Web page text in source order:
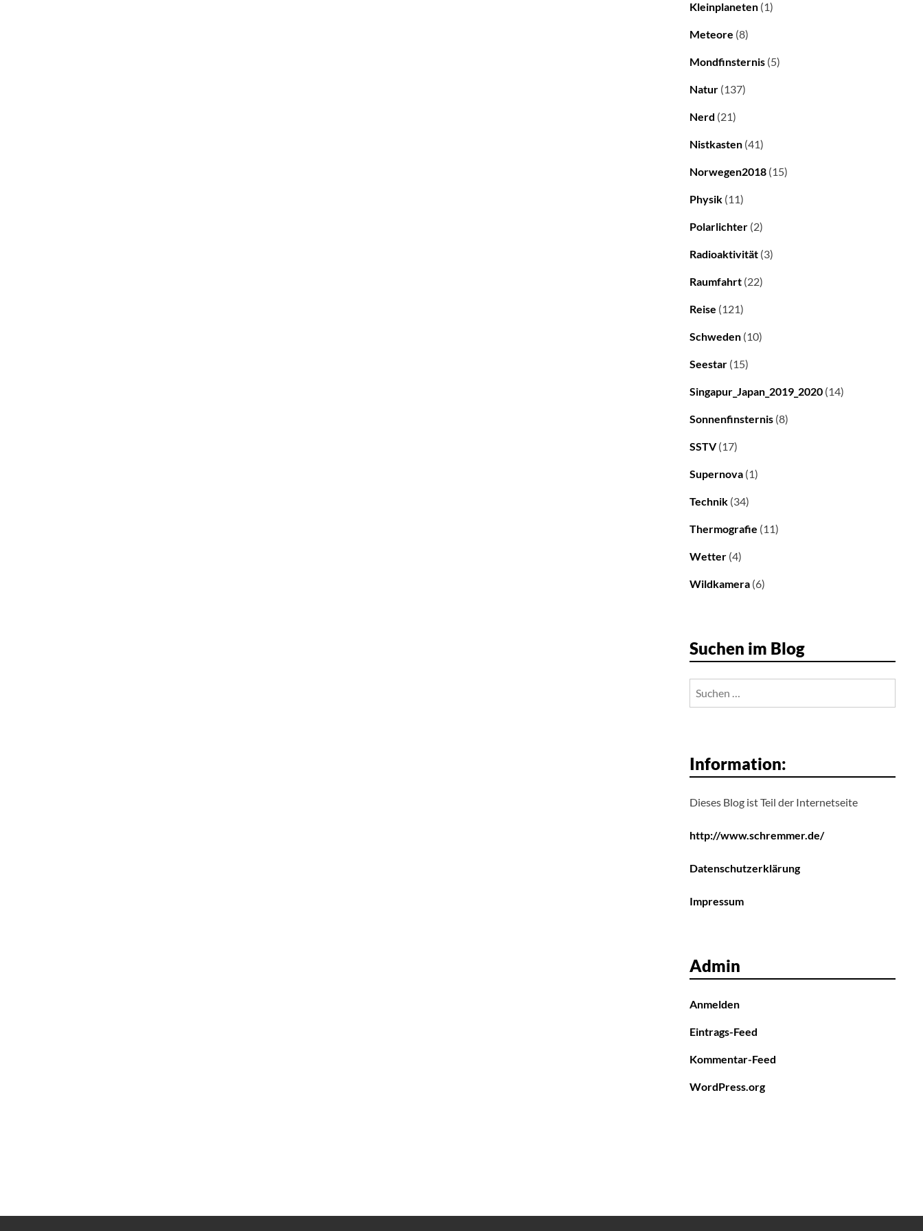
Kleinplaneten (1)
Meteore (8)
Mondfinsternis (5)
Natur (137)
Nerd (21)
Nistkasten (41)
Norwegen2018 (15)
Physik (11)
Polarlichter (2)
Radioaktivität (3)
Raumfahrt (22)
Reise (121)
Schweden (10)
Seestar (15)
Singapur_Japan_2019_2020 (14)
Sonnenfinsternis (8)
SSTV(17)
Supernova (1)
Technik (34)
Thermografie (11)
Wetter (4)
Wildkamera (6)
Suchen im Blog
Information:
Dieses Blog ist Teil der Internetseite
http://www.schremmer.de/
Datenschutzerklärung
Impressum
Admin
Anmelden
Eintrags-Feed
Kommentar-Feed
WordPress.org